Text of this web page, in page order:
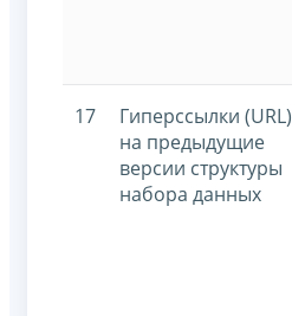
17
Гиперссылки (URL)
на предыдущие
версии структуры
набора данных